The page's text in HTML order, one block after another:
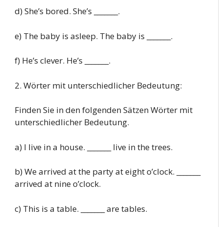
d) She’s bored. She’s _______.
e) The baby is asleep. The baby is _______.
f) He’s clever. He’s _______.
2. Wörter mit unterschiedlicher Bedeutung:
Finden Sie in den folgenden Sätzen Wörter mit
unterschiedlicher Bedeutung.
a) I live in a house. _______ live in the trees.
b) We arrived at the party at eight o’clock. _______
arrived at nine o’clock.
c) This is a table. _______ are tables.